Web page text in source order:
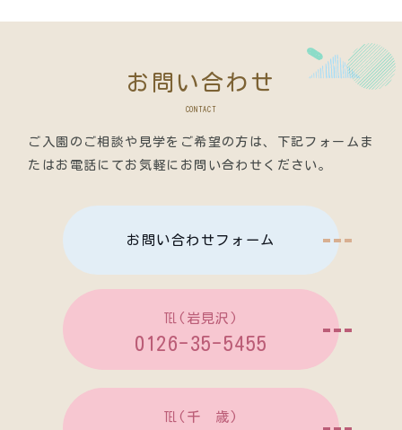
お問い合わせ
CONTACT
ご入園のご相談や見学をご希望の方は、
下記フォームま
たはお電話にてお気軽にお問い合わせください。
お問い合わせフォーム
℡(岩見沢)
0126-35-5455
℡(千 歳)